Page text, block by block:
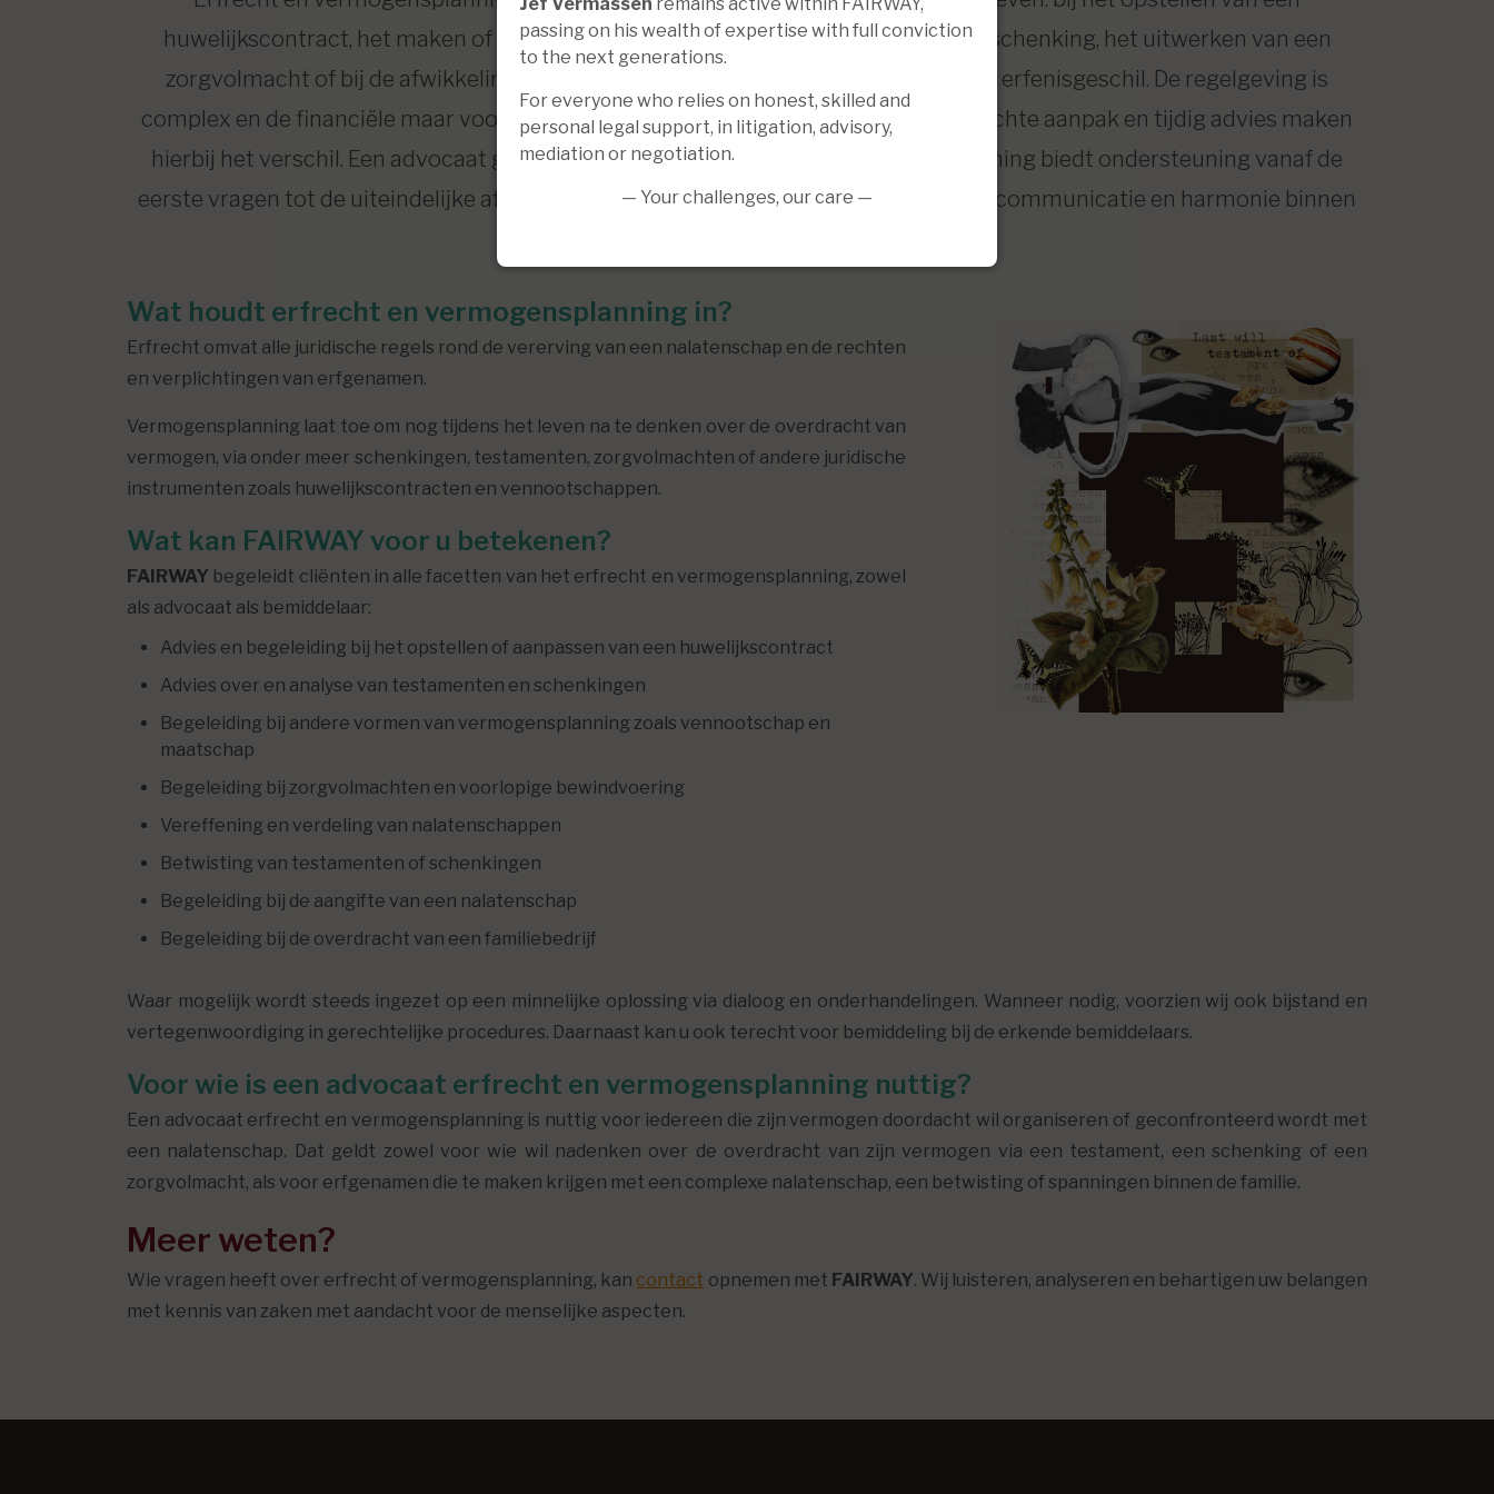
huwelijkscontract, het maken of herzien van een testament, het plannen van een schenking, het uitwerken van een
zorgvolmacht of bij de afwikkeling van een nalatenschap en het oplossen van een erfenisgeschil. De regelgeving is
complex en de financiële maar vooral familiale belangen zijn aanzienlijk. Een doordachte aanpak en tijdig advies maken
hierbij het verschil. Een advocaat gespecialiseerd in erfrecht en/of vermogensplanning biedt ondersteuning vanaf de
eerste vragen tot de uiteindelijke afwikkeling, met bijzondere aandacht voor timing, communicatie en harmonie binnen
Wat houdt erfrecht en vermogensplanning in?
Erfrecht omvat alle juridische regels rond de vererving van een nalatenschap en de rechten
en verplichtingen van erfgenamen.
Vermogensplanning laat toe om nog tijdens het leven na te denken over de overdracht van
vermogen, via onder meer schenkingen, testamenten, zorgvolmachten of andere juridische
instrumenten zoals huwelijkscontracten en vennootschappen.
Wat kan FAIRWAY voor u betekenen?
FAIRWAY begeleidt cliënten in alle facetten van het erfrecht en vermogensplanning, zowel
als advocaat als bemiddelaar:
Advies en begeleiding bij het opstellen of aanpassen van een huwelijkscontract
Advies over en analyse van testamenten en schenkingen
Begeleiding bij andere vormen van vermogensplanning zoals vennootschap en
maatschap
Begeleiding bij zorgvolmachten en voorlopige bewindvoering
Vereffening en verdeling van nalatenschappen
Betwisting van testamenten of schenkingen
Begeleiding bij de aangifte van een nalatenschap
Begeleiding bij de overdracht van een familiebedrijf
Waar mogelijk wordt steeds ingezet op een minnelijke oplossing via dialoog en onderhandelingen. Wanneer nodig, voorzien wij ook bijstand en
vertegenwoordiging in gerechtelijke procedures. Daarnaast kan u ook terecht voor bemiddeling bij de erkende bemiddelaars.
Voor wie is een advocaat erfrecht en vermogensplanning nuttig?
Een advocaat erfrecht en vermogensplanning is nuttig voor iedereen die zijn vermogen doordacht wil organiseren of geconfronteerd wordt met
een nalatenschap. Dat geldt zowel voor wie wil nadenken over de overdracht van zijn vermogen via een testament, een schenking of een
zorgvolmacht, als voor erfgenamen die te maken krijgen met een complexe nalatenschap, een betwisting of spanningen binnen de familie.
Meer weten?
Wie vragen heeft over erfrecht of vermogensplanning, kan contact opnemen met FAIRWAY. Wij luisteren, analyseren en behartigen uw belangen
met kennis van zaken met aandacht voor de menselijke aspecten.
Jef Vermassen remains active within FAIRWAY,
passing on his wealth of expertise with full conviction
to the next generations.
For everyone who relies on honest, skilled and
personal legal support, in litigation, advisory,
mediation or negotiation.
— Your challenges, our care —